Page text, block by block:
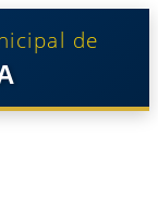
de